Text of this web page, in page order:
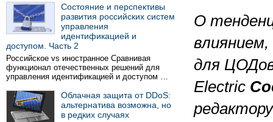
Состояние и перспективы
развития российских систем
управления
идентификацией и
доступом. Часть 2
Российское vs иностранное Сравнивая
функционал отечественных решений для
управления идентификацией и доступом …
Облачная защита от DDoS:
альтернатива возможна, но
в редких случаях
О
для ЦОДов
Electric